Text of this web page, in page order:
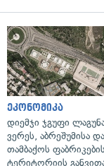
ეკონომიკა
დიემჯი ჯგუფი
ვერეს, აბრეშუმისა და
თამბაქოს
ტერიტორიის